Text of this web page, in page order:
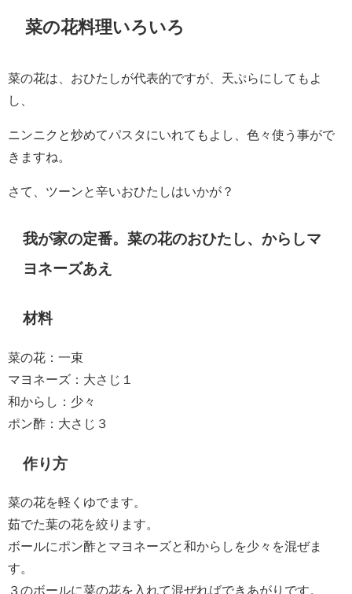
菜の花料理いろいろ
菜の花は、おひたしが代表的ですが、天ぷらにしてもよ
し、
ニンニクと炒めてパスタにいれてもよし、色々使う事がで
きますね。
さて、ツーンと辛いおひたしはいかが？
我が家の定番。菜の花のおひたし、からしマ
ヨネーズあえ
材料
菜の花：一束
マヨネーズ：大さじ１
和からし：少々
ポン酢：大さじ３
作り方
菜の花を軽くゆでます。
茹でた葉の花を絞ります。
ボールにポン酢とマヨネーズと和からしを少々を混ぜま
す。
３のボールに菜の花を入れて混ぜればできあがりです。